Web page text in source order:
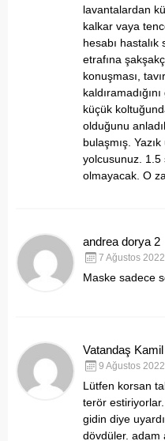
lavantalardan
kalkar vaya
hesabı hastalık
etrafına
konuşması,
küçük
olduğunu
bulaşmış.
yolcusunuz. 1.5
olmayacak. O
andrea dorya 2
7 Ağustos
Maske sadece
Vatandaş Kamil
9 Ağustos
Lütfen korsan
terör
gidin diye
dövdüler. adam